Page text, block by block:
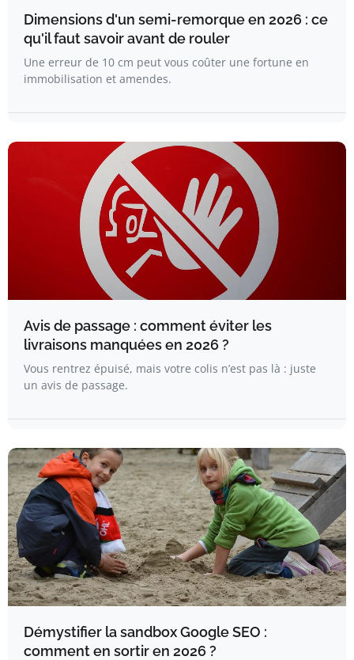
Dimensions d'un semi-remorque en 2026 : ce
qu'il faut savoir avant de rouler
Une erreur de 10 cm peut vous coûter une fortune en
immobilisation et amendes.
Avis de passage : comment éviter les
livraisons manquées en 2026 ?
Vous rentrez épuisé, mais votre colis n’est pas là : juste
un avis de passage.
Démystifier la sandbox Google SEO :
comment en sortir en 2026 ?